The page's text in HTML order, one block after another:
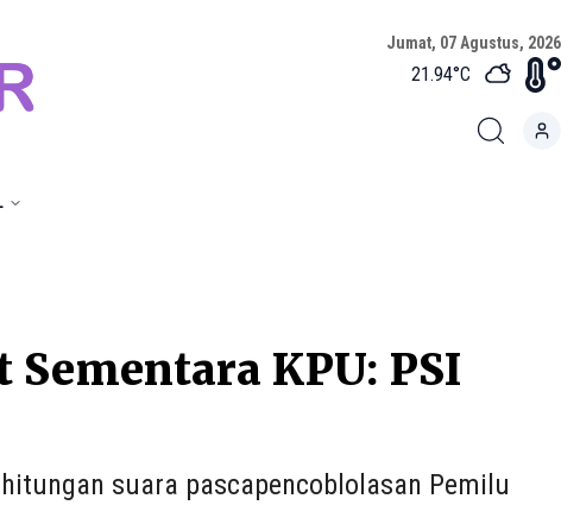
Jumat, 07 Agustus, 2026
21.94°C
Sementara KPU: PSI
suara pascapencoblolasan Pemilu